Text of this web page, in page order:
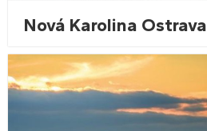
Nová Karolina Ostrava